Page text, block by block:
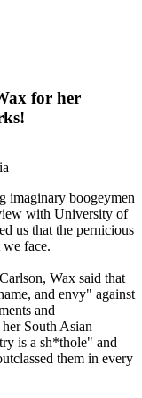
for her
imaginary boogeymen
with University of
us that the pernicious
face.
Wax said that
and envy" against
and
South Asian
is a sh*thole" and
them in every